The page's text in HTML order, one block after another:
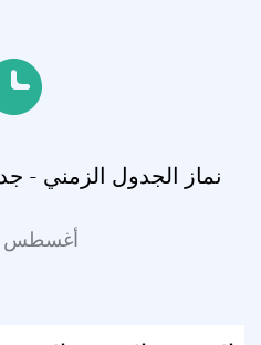
نماز الجدول الزمني -
أغسطس 2026